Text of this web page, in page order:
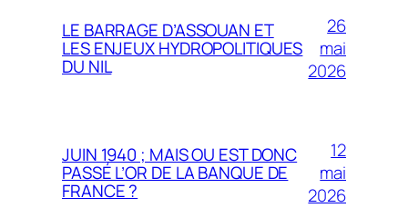
LE BARRAGE D’ASSOUAN ET
LES ENJEUX HYDROPOLITIQUES
DU NIL
26
mai
2026
JUIN 1940 ; MAIS OU EST DONC
PASSÉ L’OR DE LA BANQUE DE
FRANCE ?
12
mai
2026